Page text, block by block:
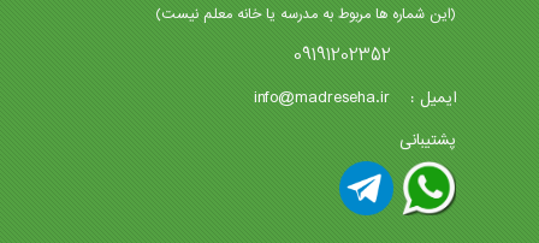
(این شماره ها مربوط به مدرسه یا خانه معلم نیست)
09191202352
ایمیل : info@madreseha.ir
پشتیبانی